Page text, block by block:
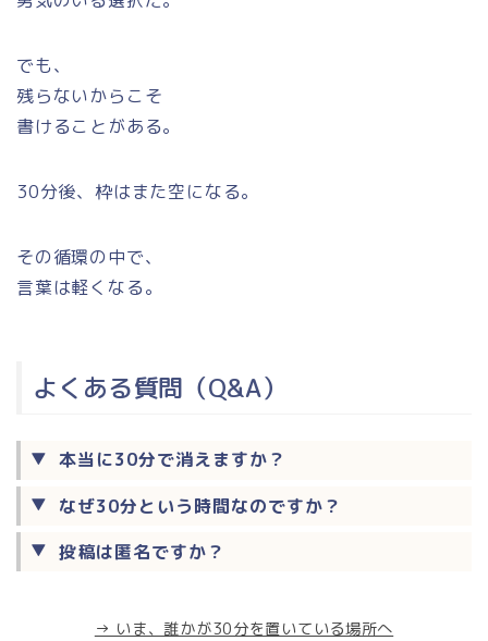
でも、
残らないからこそ
書けることがある。
30分後、枠はまた空になる。
その循環の中で、
言葉は軽くなる。
よくある質問（Q&A）
本当に30分で消えますか？
なぜ30分という時間なのですか？
投稿は匿名ですか？
→ いま、誰かが30分を置いている場所へ